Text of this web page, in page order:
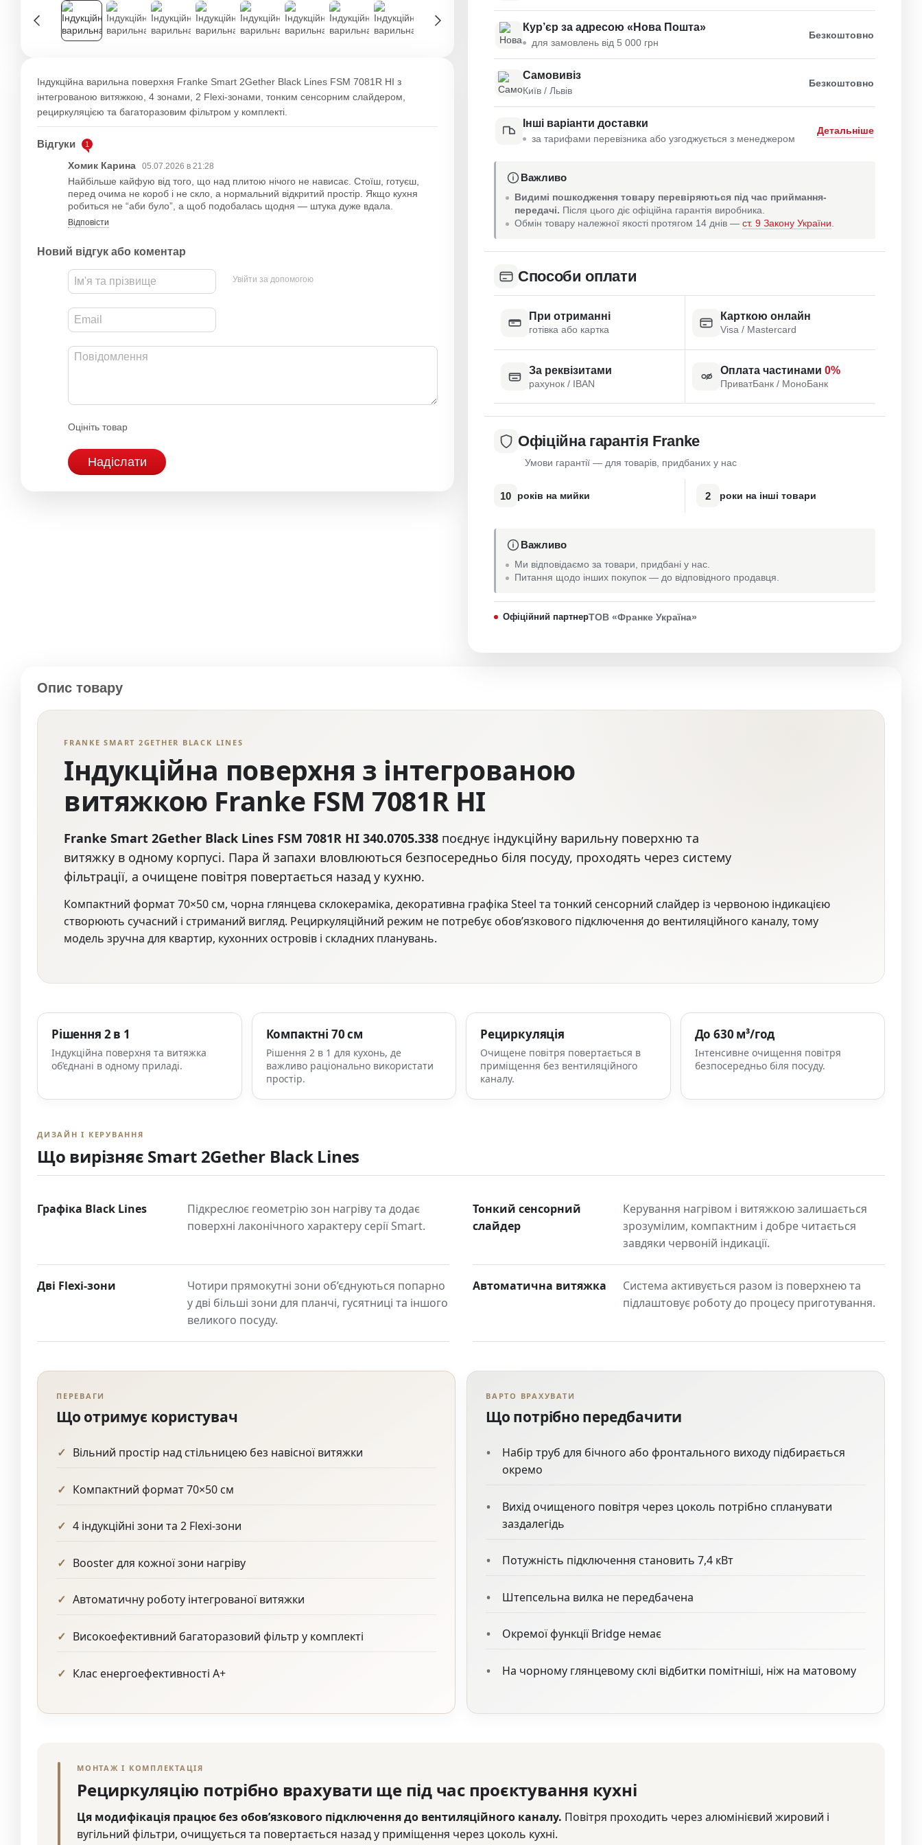
Індукційна варильна поверхня Franke Smart 2Gether Black Lines FSM 7081R HI з
інтегрованою витяжкою, 4 зонами, 2 Flexi-зонами, тонким сенсорним слайдером,
рециркуляцією та багаторазовим фільтром у комплекті.
Відгуки 1
Хомик Карина 05.07.2026 в 21:28
Найбільше кайфую від того, що над плитою нічого не нависає. Стоїш, готуєш,
перед очима не короб і не скло, а нормальний відкритий простір. Якщо кухня
робиться не “аби було”, а щоб подобалась щодня — штука дуже вдала.
Відповісти
Новий відгук або коментар
Увійти за допомогою
Оцініть товар
Надіслати
Кур’єр за адресою «Нова Пошта»
для замовлень від 5 000 грн
Безкоштовно
Самовивіз
Київ / Львів
Безкоштовно
Інші варіанти доставки
за тарифами перевізника або узгоджується з менеджером
Детальніше
Важливо
Видимі пошкодження товару перевіряються під час приймання-
передачі. Після цього діє офіційна гарантія виробника.
Обмін товару належної якості протягом 14 днів — ст. 9 Закону України
Способи оплати
При отриманні
готівка або картка
Карткою онлайн
Visa / Mastercard
За реквізитами
рахунок / IBAN
Оплата частинами 0%
ПриватБанк / МоноБанк
Офіційна гарантія Franke
Умови гарантії — для товарів, придбаних у нас
10 років на мийки 2 роки на інші товари
Важливо
Ми відповідаємо за товари, придбані у нас.
Питання щодо інших покупок — до відповідного продавця.
Офіційний партнерТОВ «Франке Україна»
Опис товару
FRANKE SMART 2GETHER BLACK LINES
Індукційна поверхня з інтегрованою
витяжкою Franke FSM 7081R HI
Franke Smart 2Gether Black Lines FSM 7081R HI 340.0705.338 поєднує індукційну варильну поверхню та
витяжку в одному корпусі. Пара й запахи вловлюються безпосередньо біля посуду, проходять через систему
фільтрації, а очищене повітря повертається назад у кухню.
Компактний формат 70×50 см, чорна глянцева склокераміка, декоративна графіка Steel та тонкий сенсорний слайдер із червоною індикацією
створюють сучасний і стриманий вигляд. Рециркуляційний режим не потребує обов’язкового підключення до вентиляційного каналу, тому
модель зручна для квартир, кухонних островів і складних планувань.
Рішення 2 в 1
Індукційна поверхня та витяжка
об’єднані в одному приладі.
Компактні 70 см
Рішення 2 в 1 для кухонь, де
важливо раціонально використати
простір.
Рециркуляція
Очищене повітря повертається в
приміщення без вентиляційного
каналу.
До 630 м³/год
Інтенсивне очищення повітря
безпосередньо біля посуду.
ДИЗАЙН І КЕРУВАННЯ
Що вирізняє Smart 2Gether Black Lines
Графіка Black Lines
Підкреслює геометрію зон нагріву та додає
поверхні лаконічного характеру серії Smart.
Тонкий сенсорний
слайдер
Керування нагрівом і витяжкою залишається
зрозумілим, компактним і добре читається
завдяки червоній індикації.
Дві Flexi-зони
Чотири прямокутні зони об’єднуються попарно
у дві більші зони для планчі, гусятниці та іншого
великого посуду.
Автоматична витяжка
Система активується разом із поверхнею та
підлаштовує роботу до процесу приготування.
ПЕРЕВАГИ
Що отримує користувач
Вільний простір над стільницею без навісної витяжки
Компактний формат 70×50 см
4 індукційні зони та 2 Flexi-зони
Booster для кожної зони нагріву
Автоматичну роботу інтегрованої витяжки
Високоефективний багаторазовий фільтр у комплекті
Клас енергоефективності A+
ВАРТО ВРАХУВАТИ
Що потрібно передбачити
Набір труб для бічного або фронтального виходу підбирається
окремо
Вихід очищеного повітря через цоколь потрібно спланувати
заздалегідь
Потужність підключення становить 7,4 кВт
Штепсельна вилка не передбачена
Окремої функції Bridge немає
На чорному глянцевому склі відбитки помітніші, ніж на матовому
МОНТАЖ І КОМПЛЕКТАЦІЯ
Рециркуляцію потрібно врахувати ще під час проєктування кухні
Ця модифікація працює без обов’язкового підключення до вентиляційного каналу. Повітря проходить через алюмінієвий жировий і
вугільний фільтри, очищується та повертається назад у приміщення через цоколь кухні.